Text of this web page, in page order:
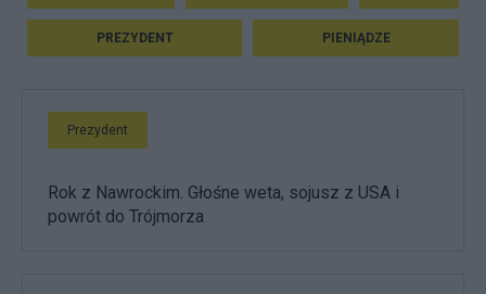
PREZYDENT PIENIĄDZE
Prezydent
Rok z Nawrockim. Głośne weta, sojusz z USA i
powrót do Trójmorza